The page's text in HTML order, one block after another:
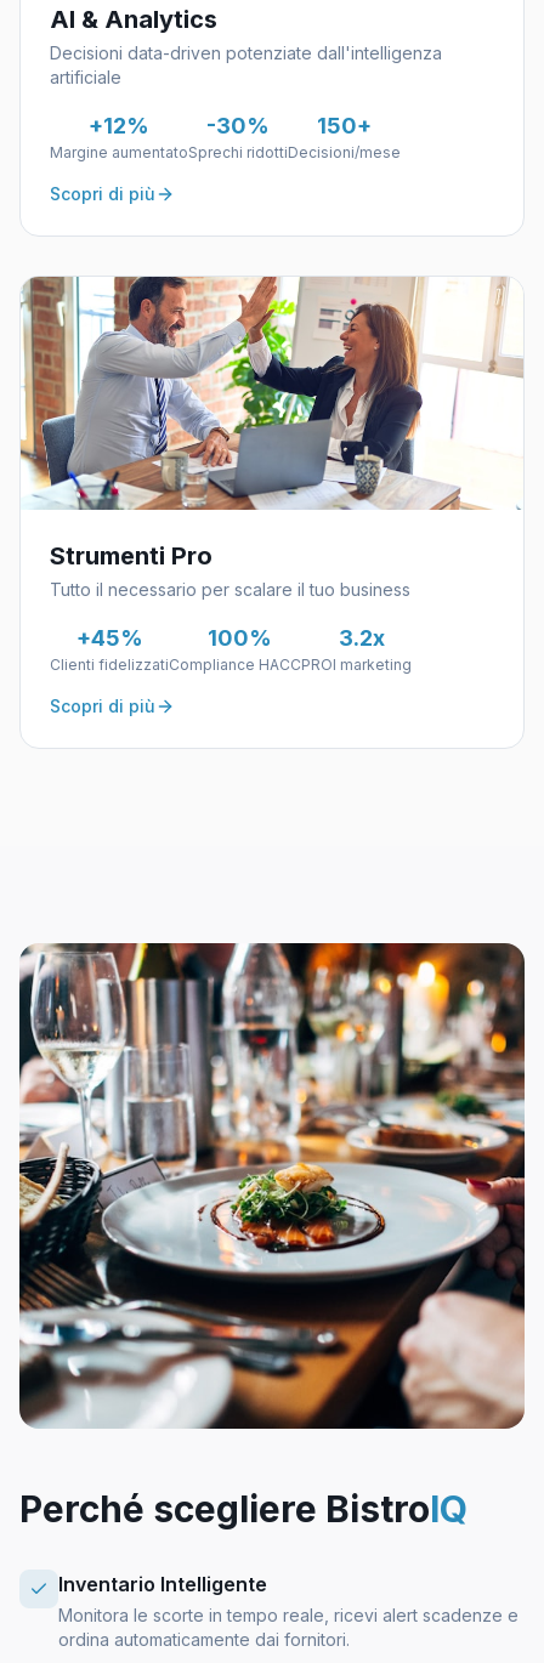
AI & Analytics
Decisioni data-driven potenziate dall'intelligenza
artificiale
+12%
Margine aumentato
-30%
Sprechi ridotti
150+
Decisioni/mese
Scopri di più
Strumenti Pro
Tutto il necessario per scalare il tuo business
+45%
Clienti fidelizzati
100%
Compliance HACCP
3.2x
ROI marketing
Scopri di più
Perché scegliere BistroIQ
Inventario Intelligente
Monitora le scorte in tempo reale, ricevi alert scadenze e
ordina automaticamente dai fornitori.